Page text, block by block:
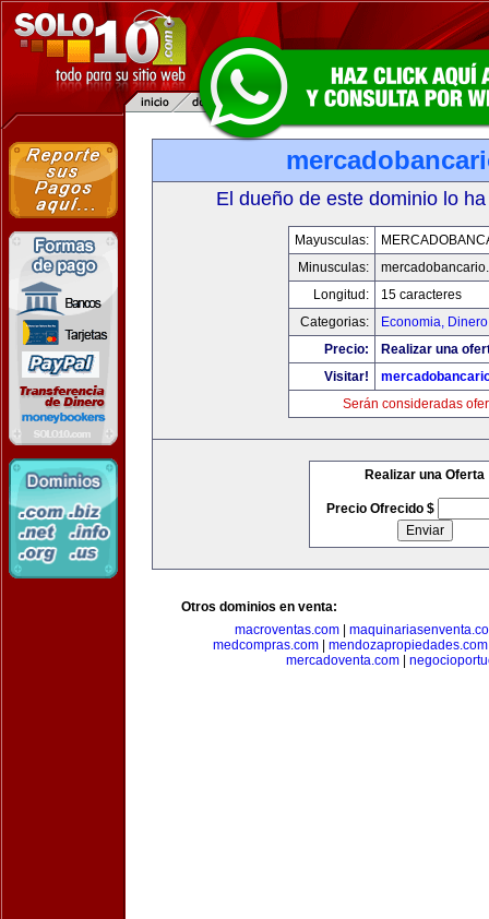
El dueño de este dominio lo
Mayusculas:
Minusculas:
Longitud:
15 caracteres
Categorias:
Economia,
Precio:
Realizar una
Visitar!
Serán consideradas
Realizar una Oferta
Precio Ofrecido $
Otros dominios en venta:
macroventas.com
medcompras.com| mendozapropiedades.com
mercadoventa.com